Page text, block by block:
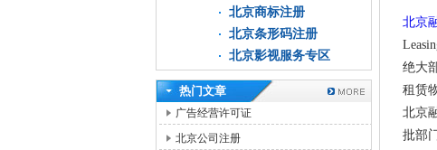
北京商标注册
北京条形码注册
北京影视服务专区
热门文章
广告经营许可证
北京公司注册
北京
绝大
租赁
北京
批部